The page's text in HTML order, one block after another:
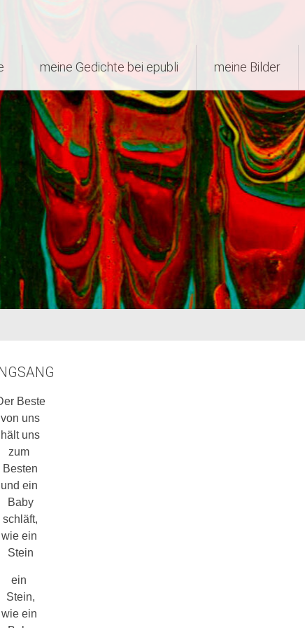
meine Gedichte bei epubli meine Bilder
Beste
von uns
hält uns
zum
Besten
und ein
Baby
schläft,
wie ein
Stein
ein
Stein,
wie ein